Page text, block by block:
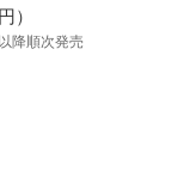
）
降順次発売